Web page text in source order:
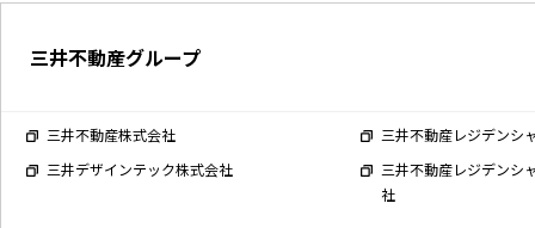
三井不動産グループ
三井不動産株式会社
三井不動産レジデンシ
三井デザインテック株式会社
三井不動産レジデンシ
社